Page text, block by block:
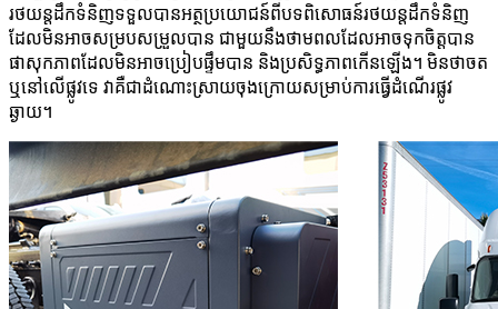
រថយន្តដឹកទំនិញទទួលបានអត្ថប្រយោជន៍ពីបទពិសោធន៍រថយន្តដឹកទំនិញ
ដែលមិនអាចសម្របសម្រួលបាន ជាមួយនឹងថាមពលដែលអាចទុកចិត្តបាន
ផាសុកភាពដែលមិនអាចប្រៀបផ្ទឹមបាន និងប្រសិទ្ធភាពកើនឡើង។ មិនថាចត
ឬនៅលើផ្លូវទេ វាគឺជាដំណោះស្រាយចុងក្រោយសម្រាប់ការធ្វើដំណើរផ្លូវ
ឆ្ងាយ។